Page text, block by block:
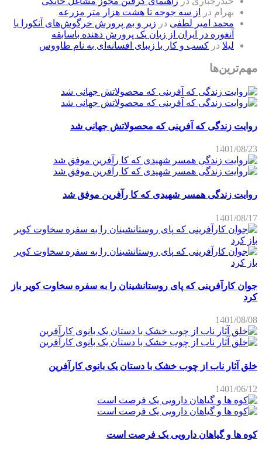
بهرام در
از سه جوجه تا هشت هزار متر مزرعه
محمد امیر لطفی در زیر و بم پرورش خرگوش‌های آنکورا یا
آنغوره در ایران از زبان یک پرورش دهنده باسابقه
لیلا در کسب و کار با زیبای افسانه‌ای به نام طاووس
مهم‌ترین‌ها
روایت زندگی که آفرینی که محصولاتش جهانی شد
1401/08/23
روایت زندگی همسر شهیدی که کا رآفرین موفق شد
1401/08/17
جوان کارآفرینی که پای روستانشینان را به سفره سخاوت کویر باز
کرد
1401/08/08
خلق آثار ناب از چوب خشک با دستان یک بانوی کارآفرین
1401/06/12
کوه ها و گیاهان دارویی یک فرصت است